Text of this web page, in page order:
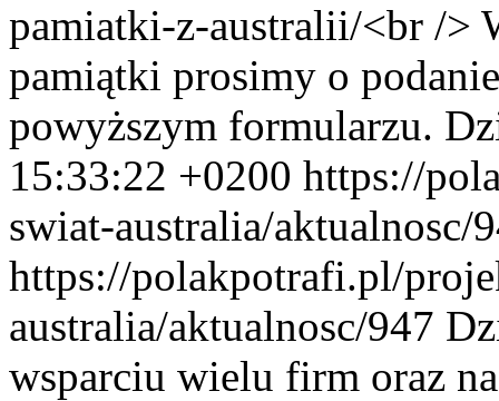
pamiatki-z-australii/<br />
pamiątki prosimy o
powyższym formularzu.
15:33:22 +0200 https://
swiat-australia/aktualnosc/
https://polakpotrafi.pl/
australia/aktualnosc/947
wsparciu wielu firm oraz